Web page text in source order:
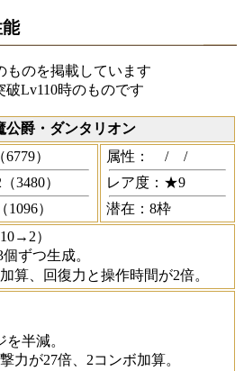
ものを掲載しています
Lv110時のものです
公爵・ダンタリオン
）
3480）
1096）
属性： /
/
レア度：★9
潜在：8枠
）
個ずつ生成。
算、回復力と操作時間が2倍。
半減。
力が27倍、2コンボ加算。